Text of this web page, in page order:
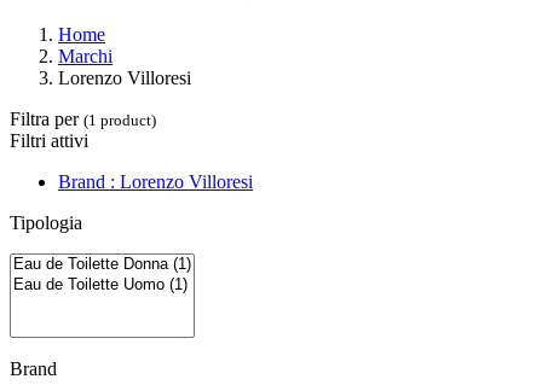
Home
Marchi
Lorenzo Villoresi
Filtra per (1 product)
Filtri attivi
Brand : Lorenzo Villoresi
Tipologia
Brand